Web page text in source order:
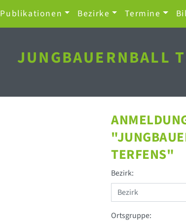
Publikationen Bezirke Termine
JUNGBAUERNBALL
TERFENS"
Bezirk:
Ortsgruppe: